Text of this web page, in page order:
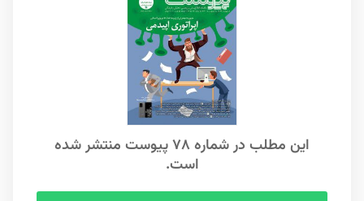
این مطلب در شماره ۷۸ پیوست منتشر شده
است.